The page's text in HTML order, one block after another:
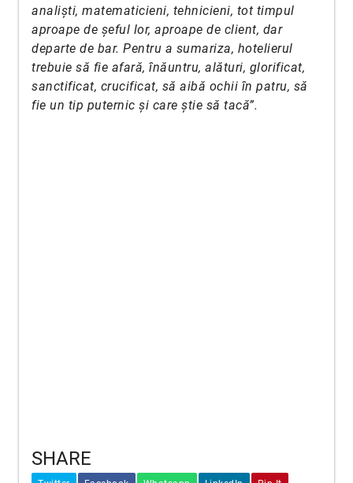
analişti, matematicieni, tehnicieni, tot timpul
aproape de şeful lor, aproape de client, dar
departe de bar. Pentru a sumariza, hotelierul
trebuie să fie afară, înăuntru, alături, glorificat,
sanctificat, crucificat, să aibă ochii în patru, să
fie un tip puternic şi care ştie să tacă”.
SHARE